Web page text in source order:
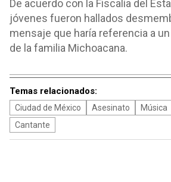
De acuerdo con la Fiscalía del
jóvenes fueron hallados
mensaje que haría referencia a
de la familia Michoacana.
Temas relacionados:
Ciudad de México Asesinato Música
Cantante